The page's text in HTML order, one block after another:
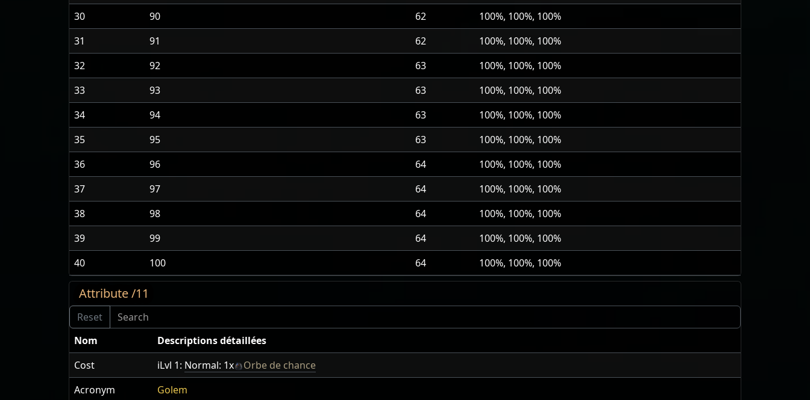
30
90 62
100%, 100%, 100%
31
91 62
100%, 100%, 100%
32
92 63
100%, 100%, 100%
33
93 63
100%, 100%, 100%
34
94 63
100%, 100%, 100%
35
95 63
100%, 100%, 100%
36
96 64
100%, 100%, 100%
37
97 64
100%, 100%, 100%
38
98 64
100%, 100%, 100%
39
99 64
100%, 100%, 100%
40
100 64 100%, 100%, 100%
Attribute /11
Nom
Descriptions détaillées
Cost
iLvl 1: Normal: 1x
Orbe de chance
Acronym
Golem